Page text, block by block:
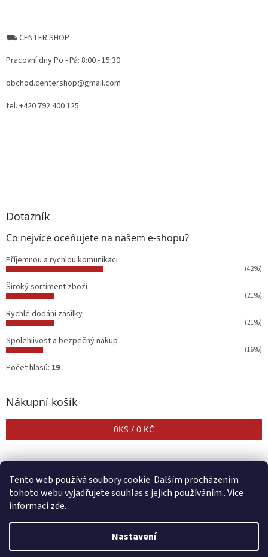
Tento web používá soubory cookie. Dalším procházením
tohoto webu vyjadřujete souhlas s jejich používáním.. Více
informacízde.
Nastavení
⛟ CENTER SHOP
Pracovní dny Po - Pá: 8:00 - 15:30
obchod.centershop@gmail.com
tel. +420 792 400 125
Dotazník
Co nejvíce oceňujete na našem e-shopu?
Příjemnou a rychlou komunikaci
(42%)
Široký sortiment zboží
(21%)
Rychlé dodání zásilky
(21%)
Spolehlivost a bezpečný nákup
(16%)
Počet hlasů: 19
Nákupní košík
0KS / 0 KČ